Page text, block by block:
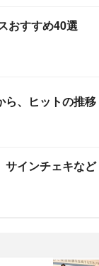
おすすめ40選
ら、ヒットの推移
サインチェキなど